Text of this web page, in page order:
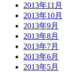
2013年11月
2013年10月
2013年9月
2013年8月
2013年7月
2013年6月
2013年5月